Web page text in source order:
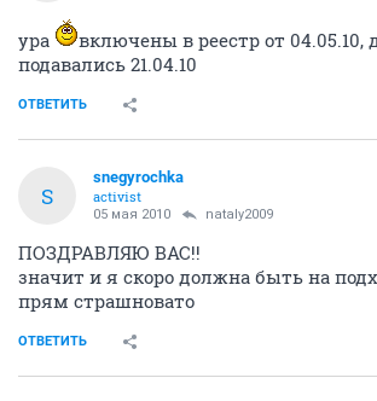
ура
включены в реестр от 04.05.10,
подавались 21.04.10
ОТВЕТИТЬ
S
snegyrochka
activist
05 мая 2010 nataly2009
ПОЗДРАВЛЯЮ ВАС!!
значит и я скоро должна быть на
прям страшновато
ОТВЕТИТЬ